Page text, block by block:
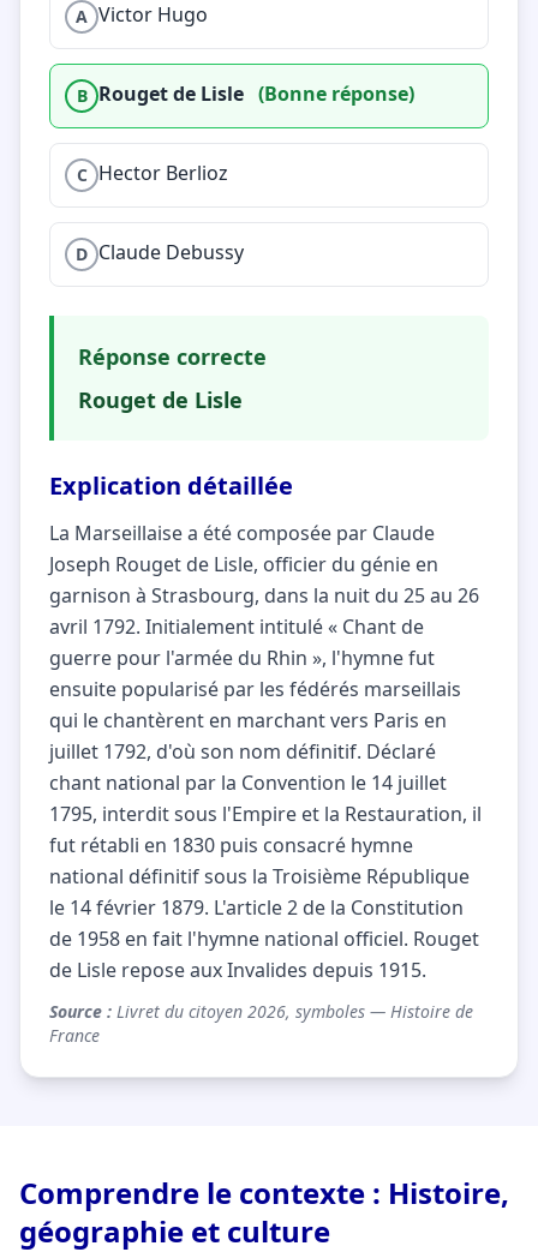
A Victor Hugo
B Rouget de Lisle (Bonne réponse)
C Hector Berlioz
D Claude Debussy
Réponse correcte
Rouget de Lisle
Explication détaillée
La Marseillaise a été composée par Claude
Joseph Rouget de Lisle, officier du génie en
garnison à Strasbourg, dans la nuit du 25 au 26
avril 1792. Initialement intitulé « Chant de
guerre pour l'armée du Rhin », l'hymne fut
ensuite popularisé par les fédérés marseillais
qui le chantèrent en marchant vers Paris en
juillet 1792, d'où son nom définitif. Déclaré
chant national par la Convention le 14 juillet
1795, interdit sous l'Empire et la Restauration, il
fut rétabli en 1830 puis consacré hymne
national définitif sous la Troisième République
le 14 février 1879. L'article 2 de la Constitution
de 1958 en fait l'hymne national officiel. Rouget
de Lisle repose aux Invalides depuis 1915.
Source : Livret du citoyen 2026, symboles — Histoire de
France
Comprendre le contexte : Histoire,
géographie et culture